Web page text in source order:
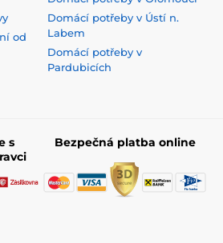
eshop@dometa.cz
Domácí potřeby v Praze
Domácí potřeby v Brně